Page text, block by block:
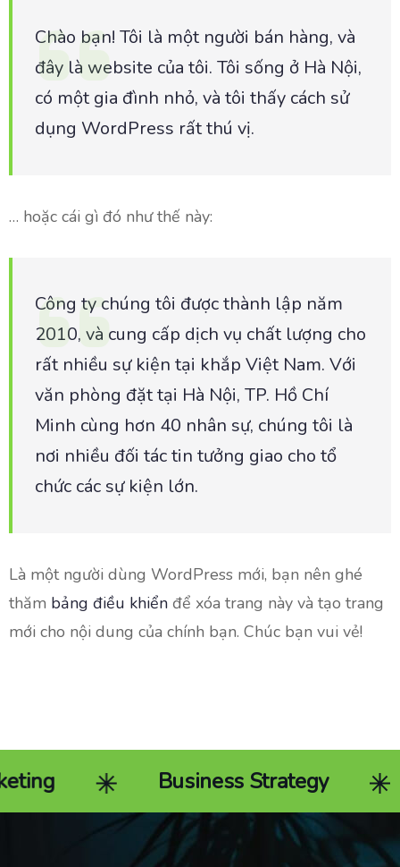
Chào bạn! Tôi là một người bán hàng, và
đây là website của tôi. Tôi sống ở Hà Nội,
có một gia đình nhỏ, và tôi thấy cách sử
dụng WordPress rất thú vị.
… hoặc cái gì đó như thế này:
Công ty chúng tôi được thành lập năm
2010, và cung cấp dịch vụ chất lượng cho
rất nhiều sự kiện tại khắp Việt Nam. Với
văn phòng đặt tại Hà Nội, TP. Hồ Chí
Minh cùng hơn 40 nhân sự, chúng tôi là
nơi nhiều đối tác tin tưởng giao cho tổ
chức các sự kiện lớn.
Là một người dùng WordPress mới, bạn nên ghé
thăm bảng điều khiển để xóa trang này và tạo trang
mới cho nội dung của chính bạn. Chúc bạn vui vẻ!
Business Strategy